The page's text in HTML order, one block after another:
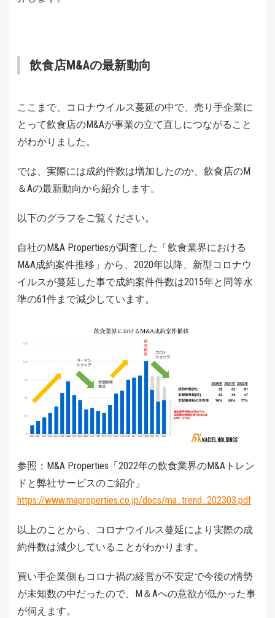
飲食店M&Aの最新動向
ここまで、コロナウイルス蔓延の中で、売り手企業に
とって飲食店のM&Aが事業の立て直しにつながること
がわかりました。
では、実際には成約件数は増加したのか、飲食店のM
＆Aの最新動向から紹介します。
以下のグラフをご覧ください。
自社のM&A Propertiesが調査した「飲食業界における
M&A成約案件推移」から、2020年以降、新型コロナウ
イルスが蔓延した事で成約案件件数は2015年と同等水
準の61件まで減少しています。
参照：M&A Properties「2022年の飲食業界のM&Aトレン
ドと弊社サービスのご紹介」
https://www.maproperties.co.jp/docs/ma_trend_202303.pdf
以上のことから、コロナウイルス蔓延により実際の成
約件数は減少していることがわかります。
買い手企業側もコロナ禍の経営が不安定で今後の情勢
が未知数の中だったので、M＆Aへの意欲が低かった事
が伺えます。